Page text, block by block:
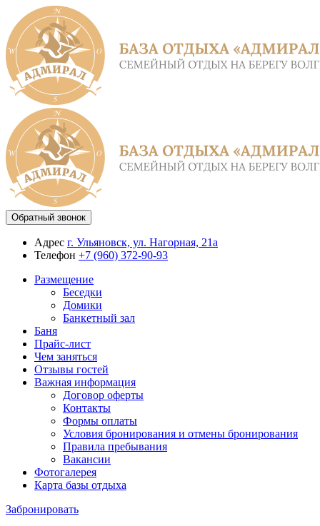
Обратный звонок
Адрес г. Ульяновск, ул. Нагорная, 21а
Телефон +7 (960) 372-90-93
Размещение
Беседки
Домики
Банкетный зал
Баня
Прайс-лист
Чем заняться
Отзывы гостей
Важная информация
Договор оферты
Контакты
Формы оплаты
Условия бронирования и отмены бронирования
Правила пребывания
Вакансии
Фотогалерея
Карта базы отдыха
Забронировать